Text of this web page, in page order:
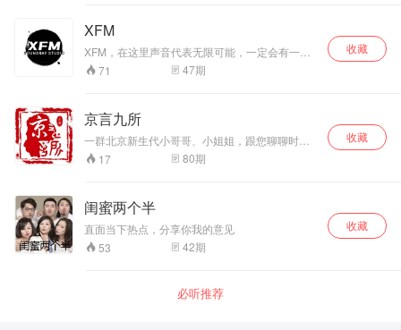
美思、Jennifer四位主播分享成长中的爆笑瞬间，
探讨漫漫人生的是非观，科普然并卵的冷知识。
和你一起聊烟火人间寻常事，展忙里偷闲开心
颜。 不慌不忙，眼里有光。
XFM
XFM，在这里声音代表无限可能，一定会有一档
适合你的节目。 现阶段我们有以下几档节目： 周
一《娱乐八卦掌》： 周三《七嘴八舌话体育》：
信搜索公众号：X FM关注我们。
71 47期
收藏
京言九所
一群北京新生代小哥哥、小姐姐，跟您聊聊时下
的那些八卦、砍砍你我身边的故事，说说自己的
观点。 《京言九所》～等您关注！ 我们胡说八道
17 80期
收藏
闺蜜两个半
直面当下热点，分享你我的意见
53
42期
收藏
必听推荐